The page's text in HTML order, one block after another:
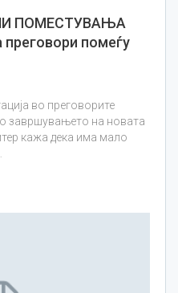
ПОМЕСТУВАЊА
помеѓу
во преговорите
завршувањето на новата
кажа дека има мало